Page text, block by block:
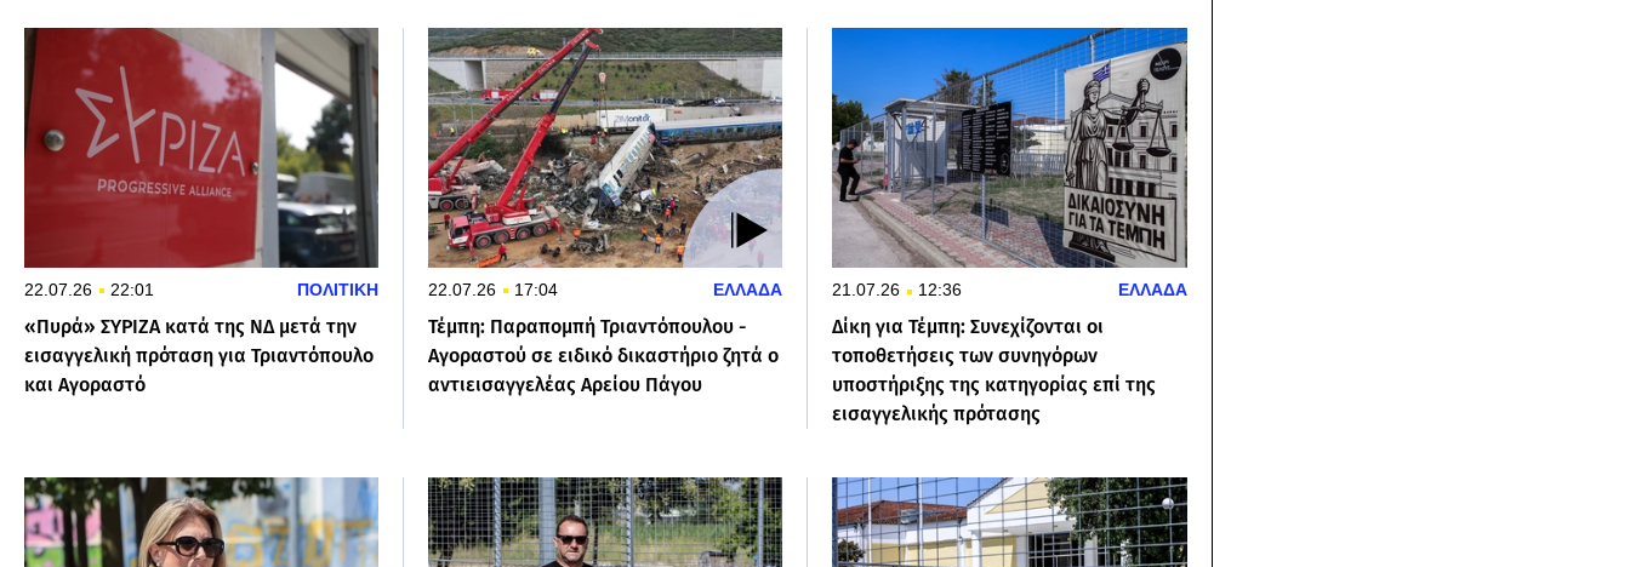
22.07.26 22:01 ΠΟΛΙΤΙΚΗ
«Πυρά» ΣΥΡΙΖΑ κατά της ΝΔ μετά την
εισαγγελική πρόταση για Τριαντόπουλο
και Αγοραστό
22.07.26 17:04 ΕΛΛΑΔΑ
Τέμπη: Παραπομπή Τριαντόπουλου -
Αγοραστού σε ειδικό δικαστήριο ζητά ο
αντιεισαγγελέας Αρείου Πάγου
21.07.26 12:36 ΕΛΛΑΔΑ
Δίκη για Τέμπη: Συνεχίζονται οι
τοποθετήσεις των συνηγόρων
υποστήριξης της κατηγορίας επί της
εισαγγελικής πρότασης